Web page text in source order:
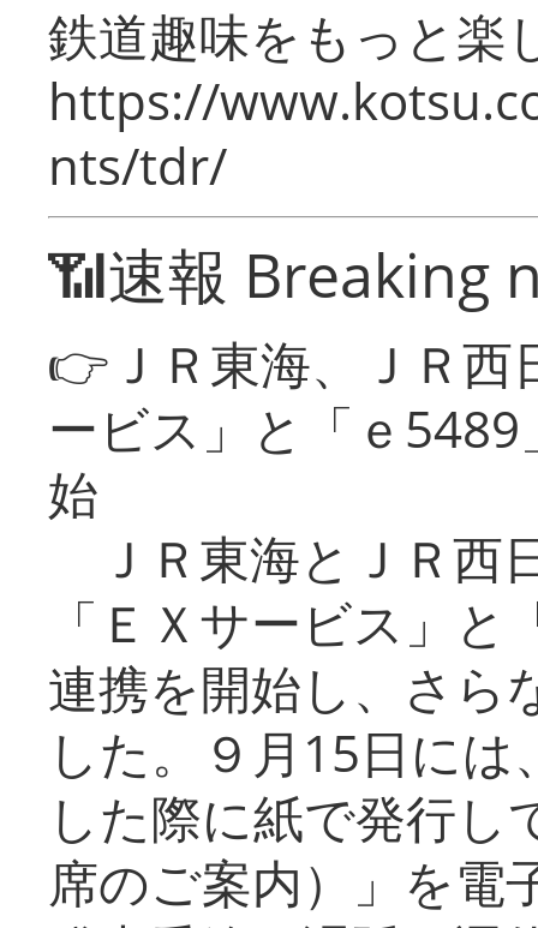
鉄道趣味をもっと楽
https://
nts/tdr/
📶速報 Breaking
👉ＪＲ東海、ＪＲ
ービス」と「ｅ
始
ＪＲ東海とＪＲ西
「ＥＸサービス」
連携を開始し、さら
した。９月15日に
した際に紙で発行し
席のご案内）」を電